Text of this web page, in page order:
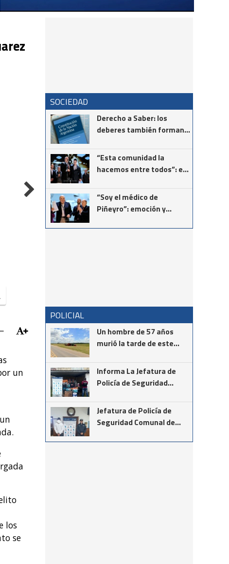
un
los
se
SOCIEDAD
Derecho a Saber: los
deberes también forman
“Esta comunidad la
hacemos entre todos”: el
Ricardo Moccero en la
Noche de Gala
“Soy el médico de
Piñeyro”: emoción y
reconocimiento al Dr.
POLICIAL
Un hombre de 57 años
murió la tarde de este
la instalación de cámaras
de seguridad en el cruce
de las rutas provinciales
67 y 85
Informa La Jefatura de
Policía de Seguridad
Suárez
Jefatura de Policía de
Seguridad Comunal de
procedimientos llevados a